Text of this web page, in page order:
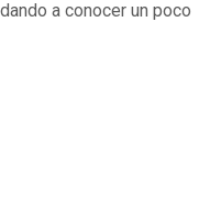
a conocer un poco